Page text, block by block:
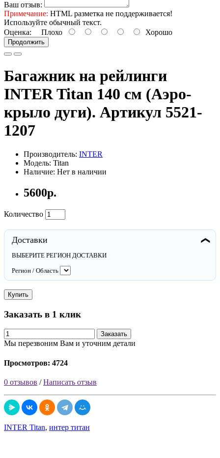
Ваш отзыв:
Примечание: HTML разметка не поддерживается!
Используйте обычный текст.
Оценка: Плохо Хорошо
Продолжить
Багажник на рейлинги
INTER Titan 140 см (Аэро-
крыло дуги). Артикул 5521-
1207
Производитель: INTER
Модель: Titan
Наличие: Нет в наличии
5600р.
Количество
Доставки ❯
ВЫБЕРИТЕ РЕГИОН ДОСТАВКИ
Регион / Область
Купить
Заказать в 1 клик
Заказать
Мы перезвоним Вам и уточним детали
Просмотров: 4724
0 отзывов /Написать отзыв
INTER Titan, интер титан